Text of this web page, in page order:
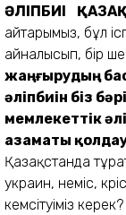
ӘЛІПБИІ
айтарымыз, бұл
айналысып, бір
жаңғырудың
әліпбиін біз
мемлекеттік
азаматы
Қазақстанда
украин, неміс,
кемсітуіміз керек?